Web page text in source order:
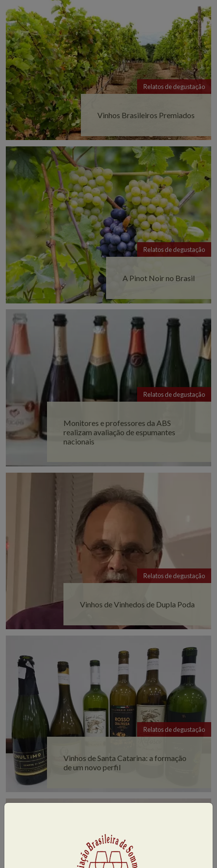
Relatos de degustação
Vinhos Brasileiros Premiados
Relatos de degustação
A Pinot Noir no Brasil
Relatos de degustação
Monitores e professores da ABS
realizam avaliação de espumantes
nacionais
Relatos de degustação
Vinhos de Vinhedos de Dupla Poda
Relatos de degustação
Vinhos de Santa Catarina: a formação
de um novo perfil